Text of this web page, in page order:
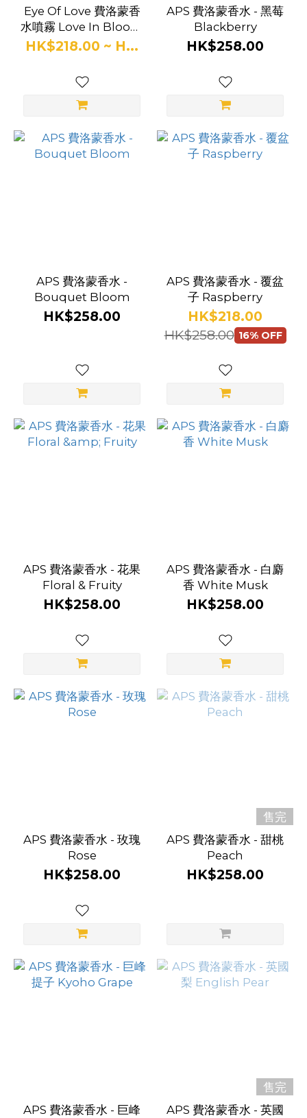
Eye Of Love 費洛蒙香
水噴霧 Love In Bloom
- Blue Ember
HK$218.00 ~ H...
APS 費洛蒙香水 - 黑莓
Blackberry
HK$258.00
APS 費洛蒙香水 -
Bouquet Bloom
HK$258.00
APS 費洛蒙香水 - 覆盆
子 Raspberry
HK$218.00
HK$258.00 16% OFF
APS 費洛蒙香水 - 花果
Floral & Fruity
HK$258.00
APS 費洛蒙香水 - 白麝
香 White Musk
HK$258.00
APS 費洛蒙香水 - 玫瑰
Rose
HK$258.00
售完
APS 費洛蒙香水 - 甜桃
Peach
HK$258.00
APS 費洛蒙香水 - 巨峰
售完
APS 費洛蒙香水 - 英國